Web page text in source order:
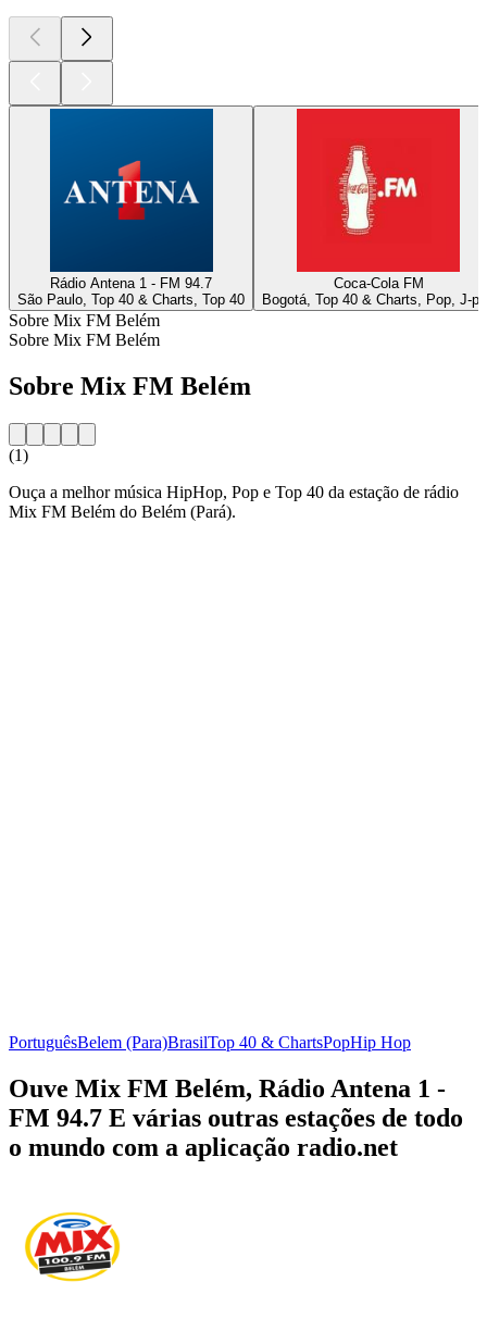
Rádio Antena 1 - FM 94.7
São Paulo, Top 40 & Charts, Top 40
Coca-Cola FM
Bogotá, Top 40 & Charts, Pop, J-
Sobre Mix FM Belém
Sobre Mix FM Belém
Sobre Mix FM Belém
(1)
Ouça a melhor música HipHop, Pop e Top 40 da estação de rádio
Mix FM Belém do Belém (Pará).
PortuguêsBelem (Para)BrasilTop 40 & ChartsPopHip Hop
Ouve Mix FM Belém, Rádio Antena 1 -
FM 94.7 E várias outras estações de todo
o mundo com a aplicação radio.net